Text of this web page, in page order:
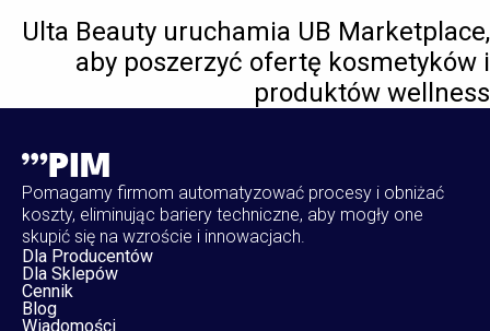
Ulta Beauty uruchamia UB Marketplace,
aby poszerzyć ofertę kosmetyków i
produktów wellness
Pomagamy firmom automatyzować procesy i obniżać
koszty, eliminując bariery techniczne, aby mogły one
skupić się na wzroście i innowacjach.
Dla Producentów
Dla Sklepów
Cennik
Blog
Wiadomości